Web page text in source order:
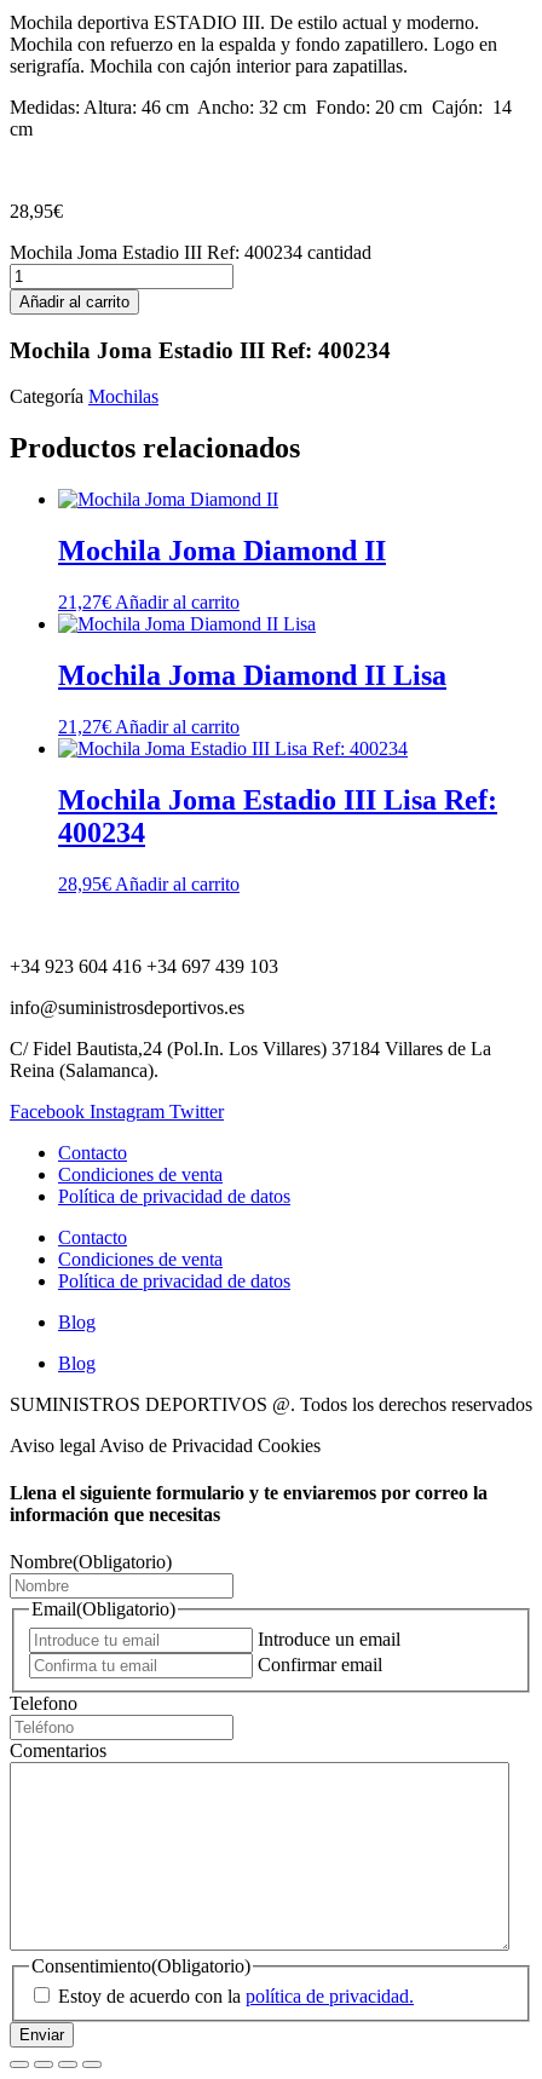
Mochila deportiva ESTADIO III. De estilo actual y moderno.
Mochila con refuerzo en la espalda y fondo zapatillero. Logo en
serigrafía. Mochila con cajón interior para zapatillas.
Medidas: Altura: 46 cm Ancho: 32 cm Fondo: 20 cm Cajón: 14
cm
28,95€
Mochila Joma Estadio III Ref: 400234 cantidad
Añadir al carrito
Mochila Joma Estadio III Ref: 400234
Categoría Mochilas
Productos relacionados
Mochila Joma Diamond II
21,27€ Añadir al carrito
Mochila Joma Diamond II Lisa
21,27€ Añadir al carrito
Mochila Joma Estadio III Lisa Ref:
400234
28,95€ Añadir al carrito
+34 923 604 416 +34 697 439 103
info@suministrosdeportivos.es
C/ Fidel Bautista,24 (Pol.In. Los Villares) 37184 Villares de La
Reina (Salamanca).
Facebook Instagram Twitter
Contacto
Condiciones de venta
Política de privacidad de datos
Contacto
Condiciones de venta
Política de privacidad de datos
Blog
Blog
SUMINISTROS DEPORTIVOS @. Todos los derechos reservados
Aviso legal Aviso de Privacidad Cookies
Llena el siguiente formulario y te enviaremos por correo la
información que necesitas
Nombre(Obligatorio)
Email(Obligatorio)
Introduce un email
Confirmar email
Telefono
Comentarios
Consentimiento(Obligatorio)
Estoy de acuerdo con la política de privacidad.